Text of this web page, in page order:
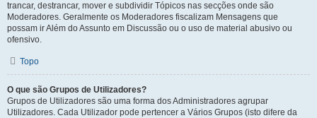
trancar, destrancar, mover e subdividir Tópicos nas secções onde são
Moderadores. Geralmente os Moderadores fiscalizam Mensagens que
possam ir Além do Assunto em Discussão ou o uso de material abusivo ou
ofensivo.
Topo
O que são Grupos de Utilizadores?
Grupos de Utilizadores são uma forma dos Administradores agrupar
Utilizadores. Cada Utilizador pode pertencer a Vários Grupos (isto difere da